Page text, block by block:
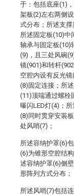
于：包括底座(1)
架板(2)左右两侧
式分布；所述支
所述固定板(10)中
轴承与固定板(10)
(9)，且三处风碗
镜(901)和转杆
空腔内设有反光
(8)固定连接；所
(11)顶端通过螺栓
曝闪LED灯(4)；
(8)同时贯穿安装
处风哨(7)；
所述容纳护罩(6)
(6)为锥形空腔结
述容纳护罩(6)侧
形阵列方式分布；
所述风哨(7)包括